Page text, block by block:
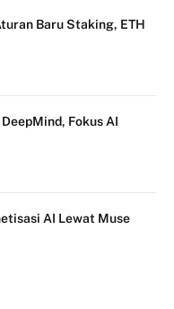
Baru Staking, ETH
Fokus AI
AI Lewat Muse